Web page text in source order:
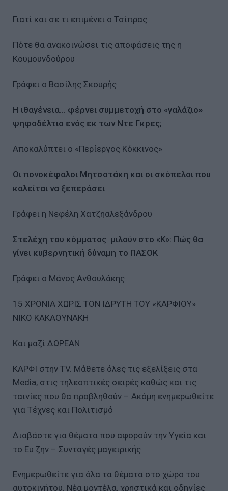
Γιατί και σε τι επιμένει ο Τσίπρας
Πότε θα ανακοινώσει τις αποφάσεις της η
Κουμουνδούρου
Γράφει ο Βασίλης Σκουρής
Η ιθαγένεια… φέρνει συμμετοχή στο «γαλάζιο»
ψηφοδέλτιο ενός εκ των Ντε Γκρες;
Αποκαλύπτει ο «Περίεργος Κόκκινος»
Oι πονοκέφαλοι Μητσοτάκη και οι σκόπελοι που
καλείται να ξεπεράσει
Γράφει η Νεφέλη Χατζηαλεξάνδρου
Στελέχη του κόμματος μιλούν στο «Κ»: Πώς θα
γίνει κυβερνητική δύναμη το ΠΑΣΟΚ
Γράφει ο Μάνος Ανθουλάκης
15 ΧΡΟΝΙΑ ΧΩΡΙΣ ΤΟΝ ΙΔΡΥΤΗ ΤΟΥ «ΚΑΡΦΙΟΥ»
ΝΙΚΟ ΚΑΚΑΟΥΝΑΚΗ
Και μαζί ΔΩΡΕΑΝ
ΚΑΡΦΙ στην TV. Μάθετε όλες τις εξελίξεις στα
Media, στις τηλεοπτικές σειρές καθώς και τις
ταινίες που θα προβληθούν – Ακόμη ενημερωθείτε
για Τέχνες και Πολιτισμό
Διαβάστε για θέματα που αφορούν την Υγεία και
το Ευ ζην – Συνταγές μαγειρικής
Ενημερωθείτε για όλα τα θέματα στο χώρο του
αυτοκινήτου. Νέα μοντέλα, χρηστικά και οδηγίες